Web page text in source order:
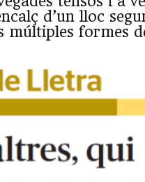
d’un lloc
múltiples formes